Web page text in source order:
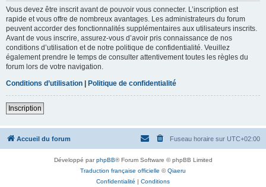
Vous devez être inscrit avant de pouvoir vous connecter. L’inscription est
rapide et vous offre de nombreux avantages. Les administrateurs du forum
peuvent accorder des fonctionnalités supplémentaires aux utilisateurs inscrits.
Avant de vous inscrire, assurez-vous d’avoir pris connaissance de nos
conditions d’utilisation et de notre politique de confidentialité. Veuillez
également prendre le temps de consulter attentivement toutes les règles du
forum lors de votre navigation.
Conditions d’utilisation | Politique de confidentialité
Inscription
Accueil du forum Fuseau horaire sur UTC+02:00
Développé parphpBB® Forum Software © phpBB Limited
Traduction française officielle ©Qiaeru
Confidentialité | Conditions